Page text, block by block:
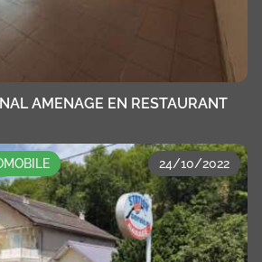
AMENAGE EN RESTAURANT
24/10/2022